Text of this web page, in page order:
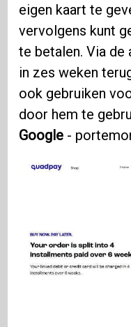
eigen kaart te
vervolgens kunt
te betalen. Via de
in zes weken
ook gebruiken
door hem te
Google -